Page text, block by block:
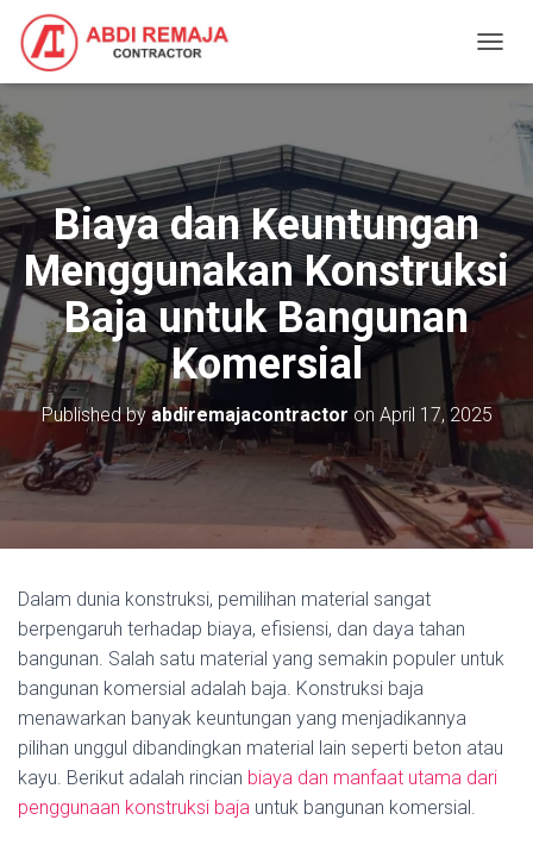
O
N
A
V
I
G
A
N
Biaya dan Keuntungan
Menggunakan Konstruksi
Baja untuk Bangunan
Komersial
Published by abdiremajacontractor on April 17, 2025
Dalam dunia konstruksi, pemilihan material sangat
berpengaruh terhadap biaya, efisiensi, dan daya tahan
bangunan. Salah satu material yang semakin populer untuk
bangunan komersial adalah baja. Konstruksi baja
menawarkan banyak keuntungan yang menjadikannya
pilihan unggul dibandingkan material lain seperti beton atau
kayu. Berikut adalah rincian biaya dan manfaat utama dari
penggunaan konstruksi baja untuk bangunan komersial.